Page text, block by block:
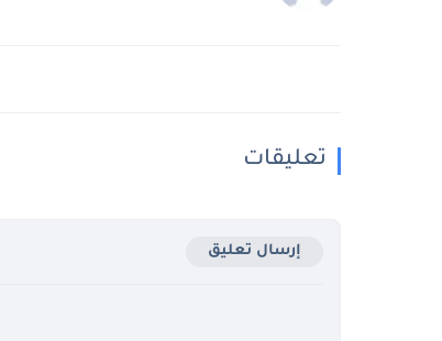
تعليقات
إرسال تعليق